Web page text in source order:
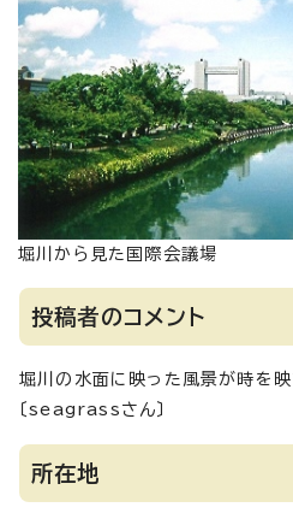
堀川から見た国際会議場
投稿者のコメント
堀川の水面に映った風景が時を映
〔seagrassさん〕
所在地